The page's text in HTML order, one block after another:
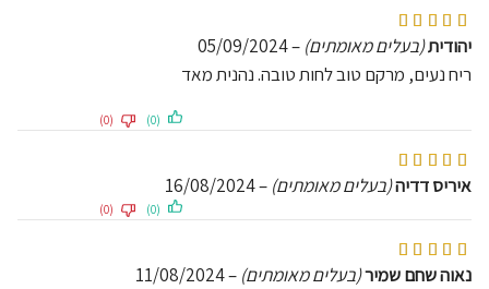
יהודית(בעלים מאומתים) –
05/09/2024
ריח נעים, מרקם טוב לחות טובה. נהנית מאד
(0)
(0)
איריס דדיה(בעלים מאומתים) –
16/08/2024
(0)
(0)
נאוה שחם שמיר(בעלים מאומתים) –
11/08/2024